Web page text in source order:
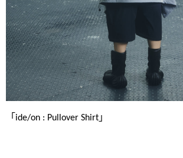
「ide/on : Pullover Shirt」